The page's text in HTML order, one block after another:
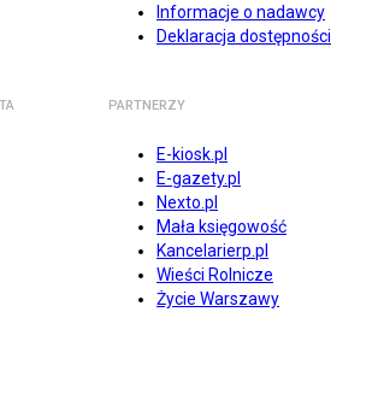
Informacje o nadawcy
Deklaracja dostępności
PARTNERZY
E-kiosk.pl
E-gazety.pl
Nexto.pl
Mała księgowość
Kancelarierp.pl
Wieści Rolnicze
Życie Warszawy